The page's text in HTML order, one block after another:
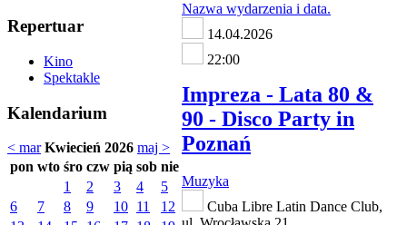
Repertuar
Kino
Spektakle
Kalendarium
< mar Kwiecień 2026 maj >
pon wto śro czw pią sob nie
1
2 3 4
5
6
7 8 9 10 11
12
14.04.2026
22:00
Impreza - Lata 80 &
90 - Disco Party in
Poznań
Muzyka
Cuba Libre Latin Dance Club,